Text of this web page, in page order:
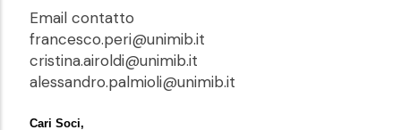
Email contatto
francesco.peri@unimib.it
cristina.airoldi@unimib.it
alessandro.palmioli@unimib.it
Cari Soci,